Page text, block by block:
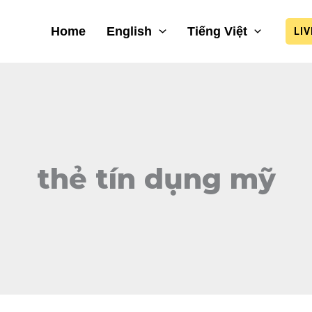
Home English Tiếng Việt
thẻ tín dụng mỹ